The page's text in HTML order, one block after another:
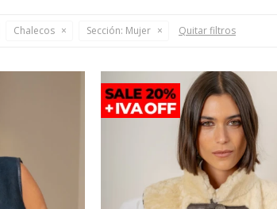
Chalecos Sección: Mujer Quitar filtros